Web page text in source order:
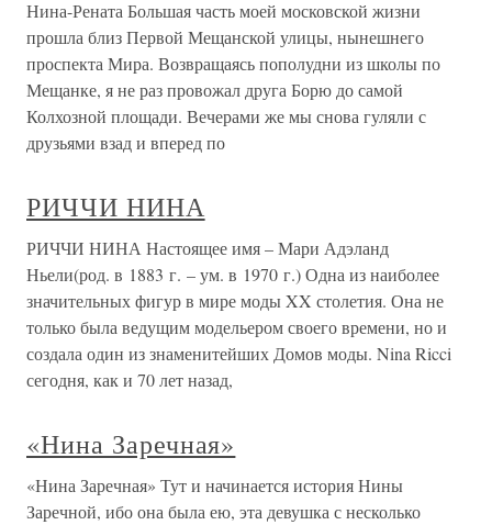
Нина-Рената Большая часть моей московской жизни
прошла близ Первой Мещанской улицы, нынешнего
проспекта Мира. Возвращаясь пополудни из школы по
Мещанке, я не раз провожал друга Борю до самой
Колхозной площади. Вечерами же мы снова гуляли с
друзьями взад и вперед по
РИЧЧИ НИНА
РИЧЧИ НИНА Настоящее имя – Мари Адэланд
Ньели(род. в 1883 г. – ум. в 1970 г.) Одна из наиболее
значительных фигур в мире моды XX столетия. Она не
только была ведущим модельером своего времени, но и
создала один из знаменитейших Домов моды. Nina Ricci
сегодня, как и 70 лет назад,
«Нина Заречная»
«Нина Заречная» Тут и начинается история Нины
Заречной, ибо она была ею, эта девушка с несколько